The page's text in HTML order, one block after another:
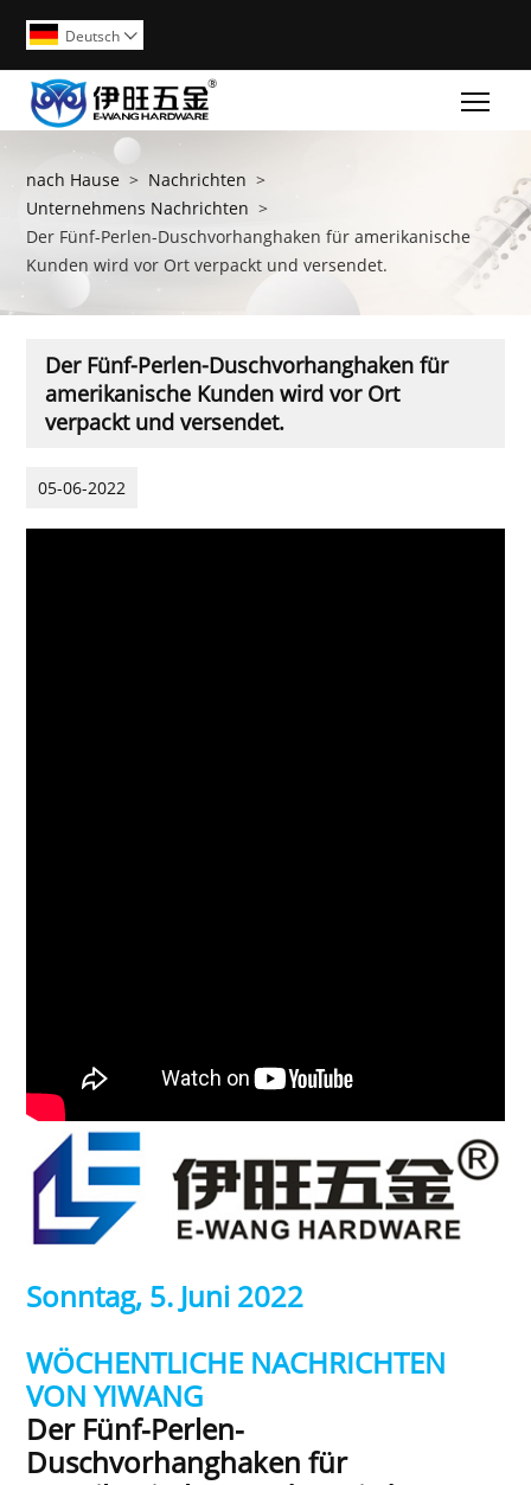
Deutsch 
nach Hause > Nachrichten >
Unternehmens Nachrichten >
Der Fünf-Perlen-Duschvorhanghaken für amerikanische
Kunden wird vor Ort verpackt und versendet.
Der Fünf-Perlen-Duschvorhanghaken für
amerikanische Kunden wird vor Ort
verpackt und versendet.
05-06-2022
Sonntag, 5. Juni 2022
WÖCHENTLICHE NACHRICHTEN
VON YIWANG
Der Fünf-Perlen-
Duschvorhanghaken für